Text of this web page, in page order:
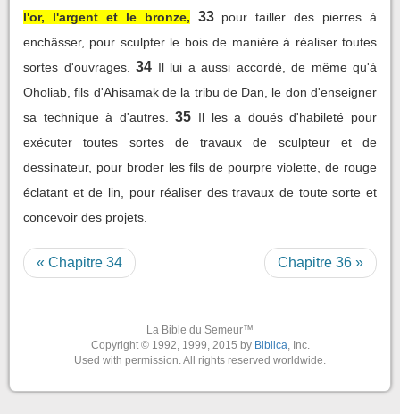
l'or, l'argent et le bronze,
33 pour tailler des pierres à
enchâsser, pour sculpter le bois de manière à réaliser toutes
sortes d'ouvrages.
34 Il lui a aussi accordé, de même qu'à
Oholiab, fils d'Ahisamak de la tribu de Dan, le don d'enseigner
sa technique à d'autres.
35 Il les a doués d'habileté pour
exécuter toutes sortes de travaux de sculpteur et de
dessinateur, pour broder les fils de pourpre violette, de rouge
éclatant et de lin, pour réaliser des travaux de toute sorte et
concevoir des projets.
« Chapitre 34 Chapitre 36 »
La Bible du Semeur™
Copyright © 1992, 1999, 2015 by Biblica, Inc.
Used with permission. All rights reserved worldwide.